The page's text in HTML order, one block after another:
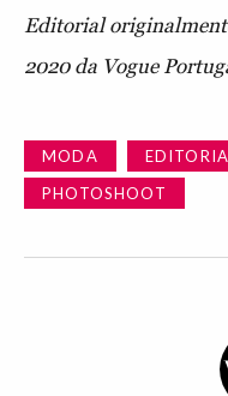
Editorial
2020 da Vogue
MODA
PHOTOSHOOT